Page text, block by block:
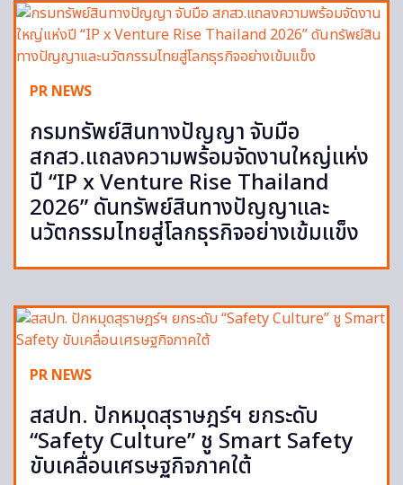
PR NEWS
กรมทรัพย์สินทางปัญญา จับมือ
สกสว.แถลงความพร้อมจัดงานใหญ่แห่ง
ปี “IP x Venture Rise Thailand
2026” ดันทรัพย์สินทางปัญญาและ
นวัตกรรมไทยสู่โลกธุรกิจอย่างเข้มแข็ง
PR NEWS
สสปท. ปักหมุดสุราษฎร์ฯ ยกระดับ
“Safety Culture” ชู Smart Safety
ขับเคลื่อนเศรษฐกิจภาคใต้